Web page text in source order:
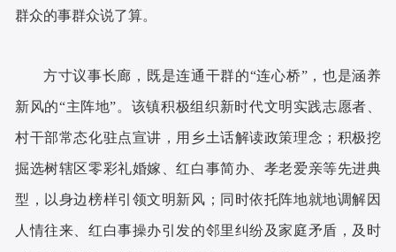
群众的事群众说了算。
方寸议事长廊，既是连通干群的“连心桥”，也是涵养
新风的“主阵地”。该镇积极组织新时代文明实践志愿者、
村干部常态化驻点宣讲，用乡土话解读政策理念；积极挖
掘选树辖区零彩礼婚嫁、红白事简办、孝老爱亲等先进典
型，以身边榜样引领文明新风；同时依托阵地就地调解因
人情往来、红白事操办引发的邻里纠纷及家庭矛盾，及时